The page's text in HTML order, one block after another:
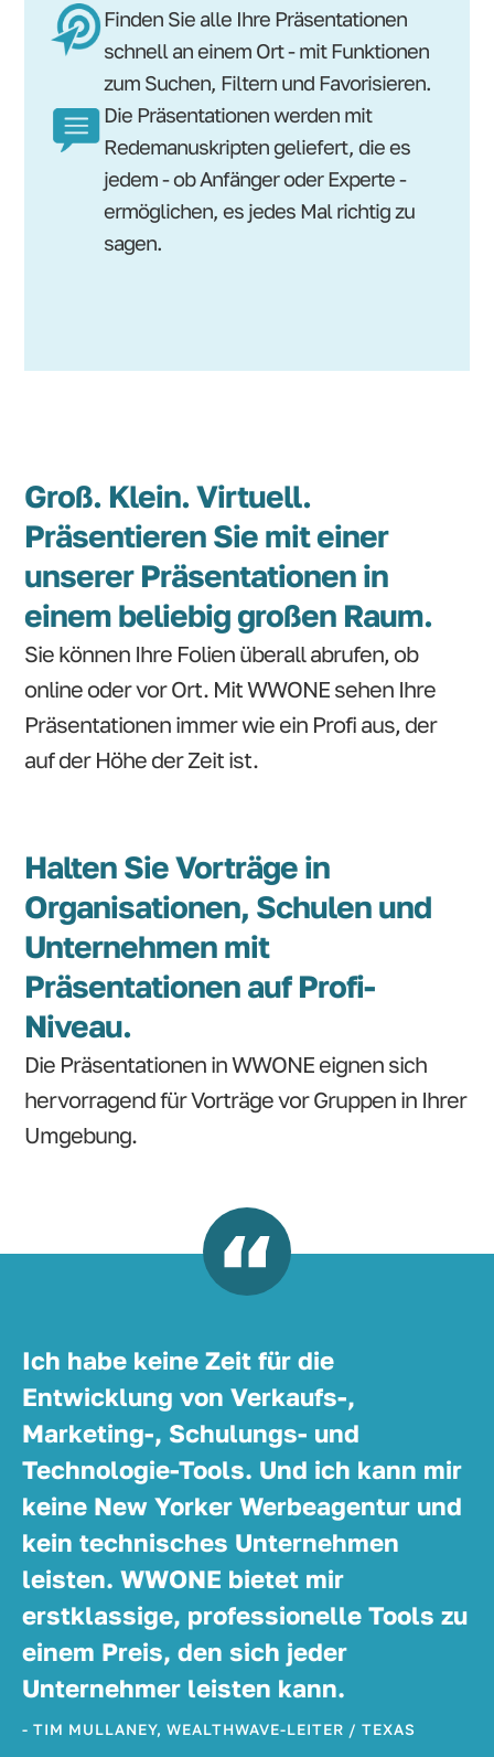
Finden Sie alle Ihre Präsentationen
schnell an einem Ort - mit Funktionen
zum Suchen, Filtern und Favorisieren.
Die Präsentationen werden mit
Redemanuskripten geliefert, die es
jedem - ob Anfänger oder Experte -
ermöglichen, es jedes Mal richtig zu
sagen.
Groß. Klein. Virtuell.
Präsentieren Sie mit einer
unserer Präsentationen in
einem beliebig großen Raum.
Sie können Ihre Folien überall abrufen, ob
online oder vor Ort. Mit WWONE sehen Ihre
Präsentationen immer wie ein Profi aus, der
auf der Höhe der Zeit ist.
Halten Sie Vorträge in
Organisationen, Schulen und
Unternehmen mit
Präsentationen auf Profi-
Niveau.
Die Präsentationen in WWONE eignen sich
hervorragend für Vorträge vor Gruppen in Ihrer
Umgebung.
Ich habe keine Zeit für die
Entwicklung von Verkaufs-,
Marketing-, Schulungs- und
Technologie-Tools. Und ich kann mir
keine New Yorker Werbeagentur und
kein technisches Unternehmen
leisten. WWONE bietet mir
erstklassige, professionelle Tools zu
einem Preis, den sich jeder
Unternehmer leisten kann.
- TIM MULLANEY, WEALTHWAVE-LEITER / TEXAS